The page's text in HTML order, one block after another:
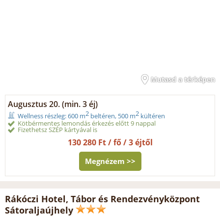
Mutasd a térképen
Augusztus 20. (min. 3 éj)
Wellness részleg: 600 m2 beltéren, 500 m2 kültéren
Kötbérmentes lemondás érkezés előtt 9 nappal
Fizethetsz SZÉP kártyával is
130 280 Ft / fő / 3 éjtől
Megnézem >>
Rákóczi Hotel, Tábor és Rendezvényközpont
Sátoraljaújhely